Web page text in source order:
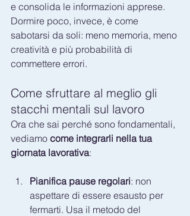
e consolida le informazioni apprese.
Dormire poco, invece, è come
sabotarsi da soli: meno memoria, meno
creatività e più probabilità di
commettere errori.
Come sfruttare al meglio gli
stacchi mentali sul lavoro
Ora che sai perché sono fondamentali,
vediamo come integrarli nella tua
giornata lavorativa:
Pianifica pause regolari: non
aspettare di essere esausto per
fermarti. Usa il metodo del